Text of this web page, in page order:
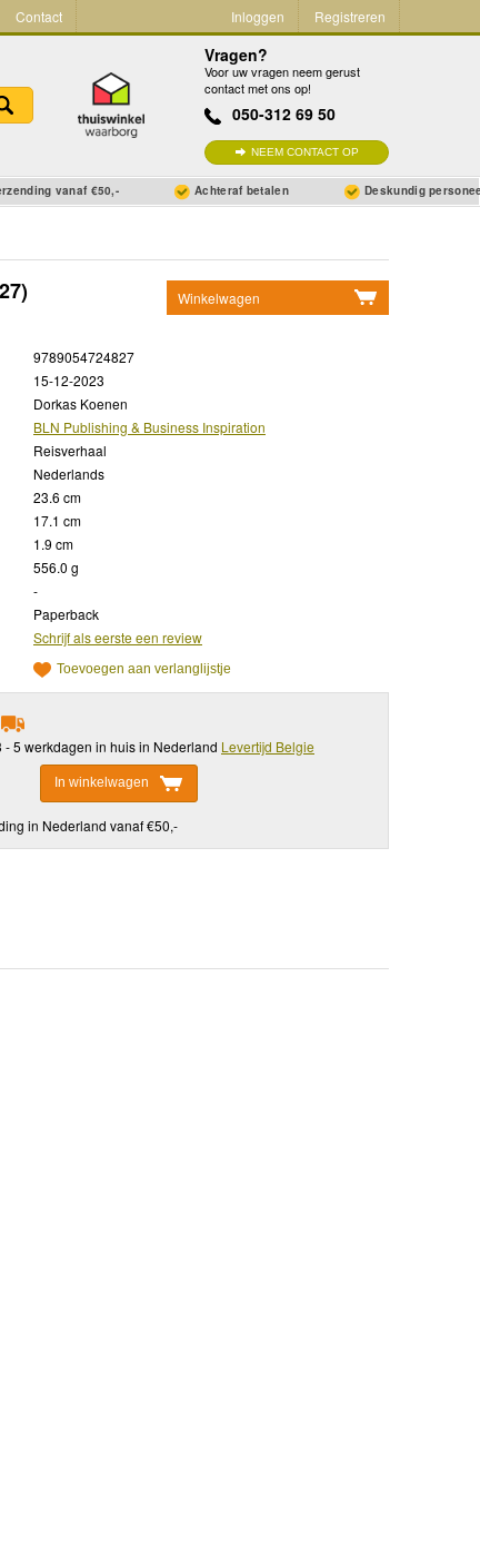
Contact Inloggen Registreren
Vragen?
Voor uw vragen neem gerust
contact met ons op!
050-312 69 50
NEEM CONTACT OP
vanaf €50,- Achteraf betalen Deskundig
Winkelwagen
9789054724827
15-12-2023
Dorkas Koenen
BLN Publishing & Business Inspiration
Reisverhaal
Nederlands
23.6 cm
17.1 cm
1.9 cm
556.0 g
-
Paperback
Schrijf als eerste een review
Toevoegen aan verlanglijstje
- 5 werkdagen in huis in Nederland Levertijd Belgie
In winkelwagen
in Nederland vanaf €50,-